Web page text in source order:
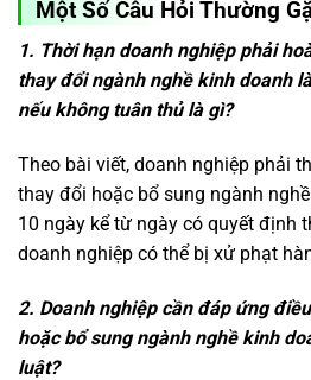
Một Số Câu Hỏi Thường
1. Thời hạn doanh nghiệp phải
thay đổi ngành nghề kinh doanh
nếu không tuân thủ là gì?
Theo bài viết, doanh nghiệp phải
thay đổi hoặc bổ sung ngành
10 ngày kể từ ngày có quyết định
doanh nghiệp có thể bị xử phạt
2. Doanh nghiệp cần đáp ứng
hoặc bổ sung ngành nghề kinh
luật?